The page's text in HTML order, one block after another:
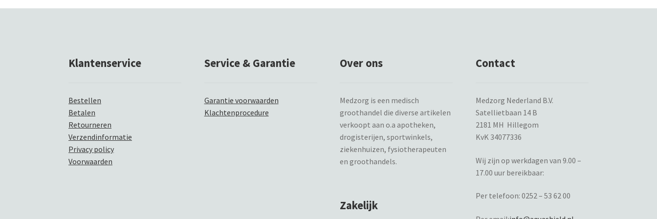
Klantenservice
Bestellen
Betalen
Retourneren
Verzendinformatie
Privacy policy
Voorwaarden
Service & Garantie
Garantie voorwaarden
Klachtenprocedure
Over ons
Medzorg is een medisch
groothandel die diverse artikelen
verkoopt aan o.a apotheken,
drogisterijen, sportwinkels,
ziekenhuizen, fysiotherapeuten
en groothandels.
Zakelijk
Contact
Medzorg Nederland B.V.
Satellietbaan 14 B
2181 MH Hillegom
KvK 34077336
Wij zijn op werkdagen van 9.00 –
17.00 uur bereikbaar:
Per telefoon: 0252 – 53 62 00